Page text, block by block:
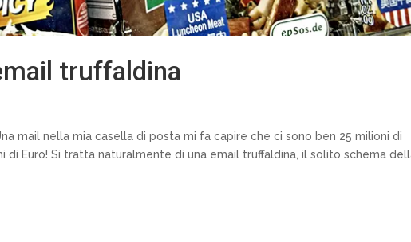
truffaldina
mail nella mia casella di posta mi fa capire che ci sono ben 25 milioni di
di Euro! Si tratta naturalmente di una email truffaldina, il solito schema